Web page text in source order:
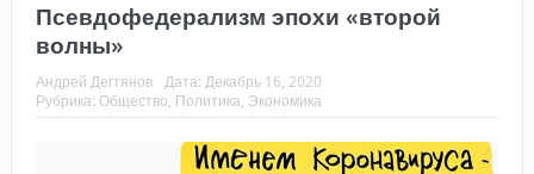
Псевдофедерализм эпохи «второй
волны»
Андрей Дегтянов Дата: Декабрь 16, 2020
Рубрика: Общество Политика Экономика